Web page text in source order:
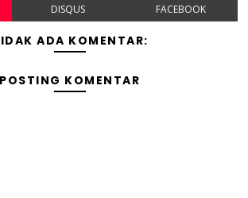
DISQUS FACEBOOK
ADA KOMENTAR:
POSTING KOMENTAR